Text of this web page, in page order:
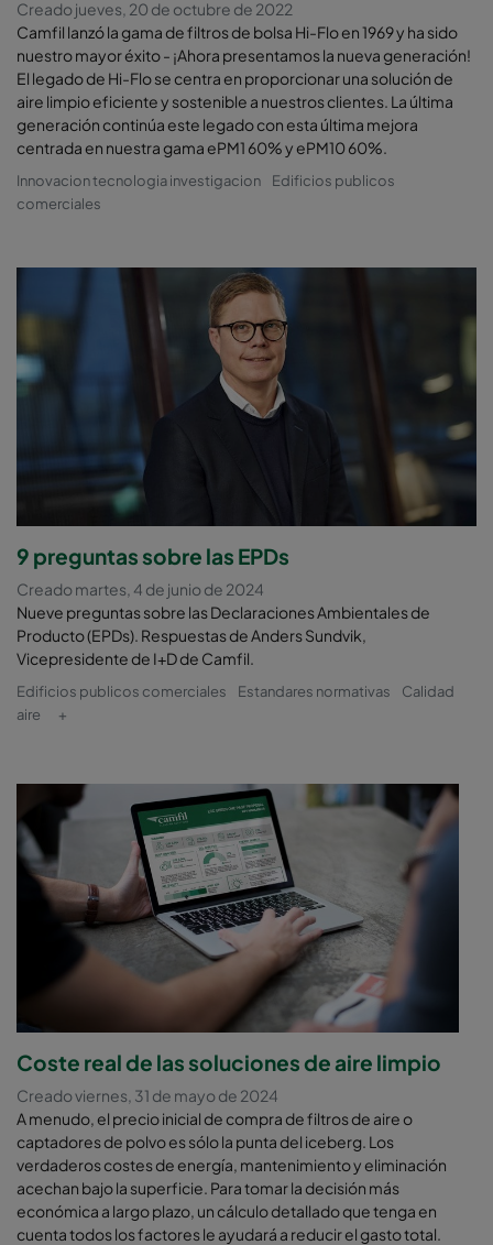
Creado jueves, 20 de octubre de 2022
Camfil lanzó la gama de filtros de bolsa Hi-Flo en 1969 y ha sido
nuestro mayor éxito - ¡Ahora presentamos la nueva generación!
El legado de Hi-Flo se centra en proporcionar una solución de
aire limpio eficiente y sostenible a nuestros clientes. La última
generación continúa este legado con esta última mejora
centrada en nuestra gama ePM1 60% y ePM10 60%.
Innovacion tecnologia investigacion
Edificios publicos
comerciales
9 preguntas sobre las EPDs
Creado martes, 4 de junio de 2024
Nueve preguntas sobre las Declaraciones Ambientales de
Producto (EPDs). Respuestas de Anders Sundvik,
Vicepresidente de I+D de Camfil.
Edificios publicos comerciales Estandares normativas
Calidad
aire
+
Coste real de las soluciones de aire limpio
Creado viernes, 31 de mayo de 2024
A menudo, el precio inicial de compra de filtros de aire o
captadores de polvo es sólo la punta del iceberg. Los
verdaderos costes de energía, mantenimiento y eliminación
acechan bajo la superficie. Para tomar la decisión más
económica a largo plazo, un cálculo detallado que tenga en
cuenta todos los factores le ayudará a reducir el gasto total.